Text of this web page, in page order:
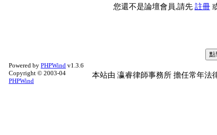
您還不是論壇會員,請先 註冊
Powered by PHPWind v1.3.6
Copyright © 2003-04
PHPWind
本站由 瀛睿律師事務所 擔任常年法